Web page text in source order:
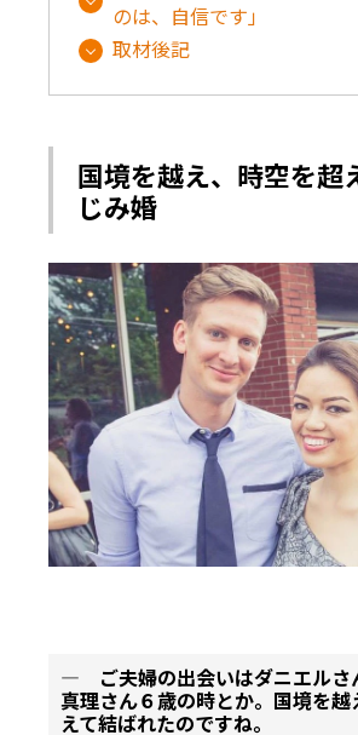
のは、自信です」
取材後記
国境を越え、時空を超
じみ婚
― ご夫婦の出会いはダニエルさ
真理さん６歳の時とか。国境を
えて結ばれたのですね。